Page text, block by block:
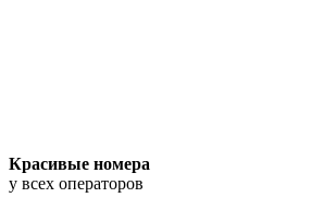
Красивые номера
у всех операторов